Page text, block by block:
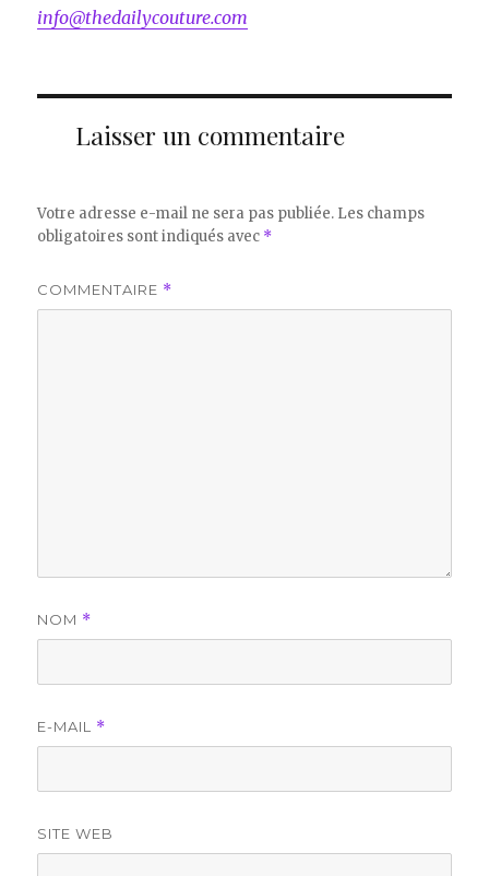
info@thedailycouture.com
Laisser un commentaire
Votre adresse e-mail ne sera pas publiée. Les champs
obligatoires sont indiqués avec *
COMMENTAIRE *
NOM *
E-MAIL *
SITE WEB